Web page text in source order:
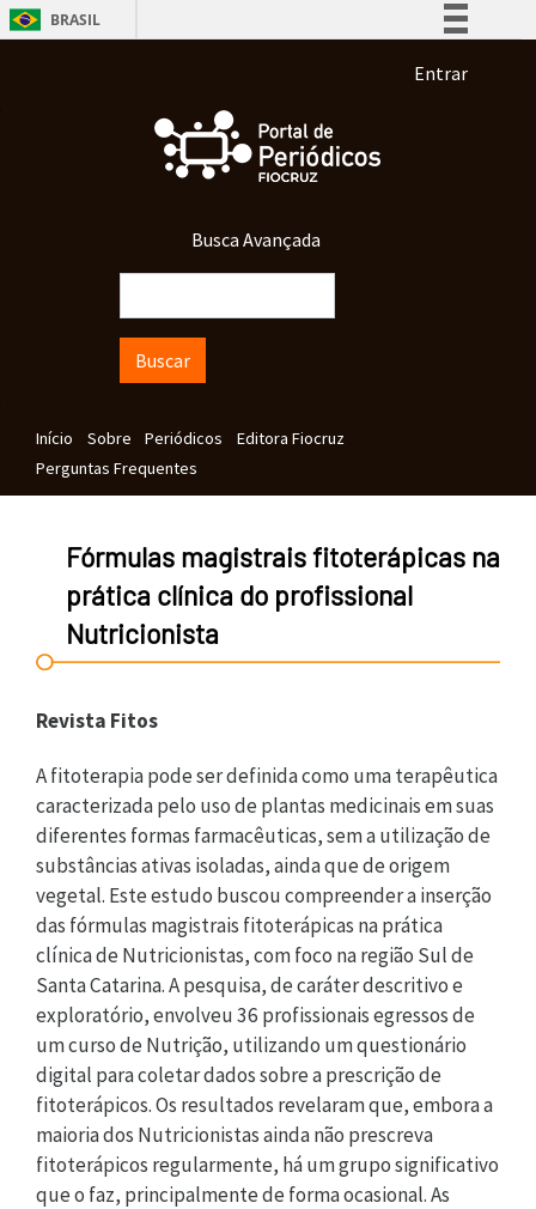
Pular para o conteúdo principal
BRASIL
Participe
Acesso à informação
Menu de
Entrar
Busca Avançada
Navegação principal
Início Sobre Periódicos
Editora Fiocruz
Perguntas Frequentes
Fórmulas magistrais fitoterápicas na
prática clínica do profissional
Nutricionista
Revista Fitos
A fitoterapia pode ser definida como uma terapêutica
caracterizada pelo uso de plantas medicinais em suas
diferentes formas farmacêuticas, sem a utilização de
substâncias ativas isoladas, ainda que de origem
vegetal. Este estudo buscou compreender a inserção
das fórmulas magistrais fitoterápicas na prática
clínica de Nutricionistas, com foco na região Sul de
Santa Catarina. A pesquisa, de caráter descritivo e
exploratório, envolveu 36 profissionais egressos de
um curso de Nutrição, utilizando um questionário
digital para coletar dados sobre a prescrição de
fitoterápicos. Os resultados revelaram que, embora a
maioria dos Nutricionistas ainda não prescreva
fitoterápicos regularmente, há um grupo significativo
que o faz, principalmente de forma ocasional. As